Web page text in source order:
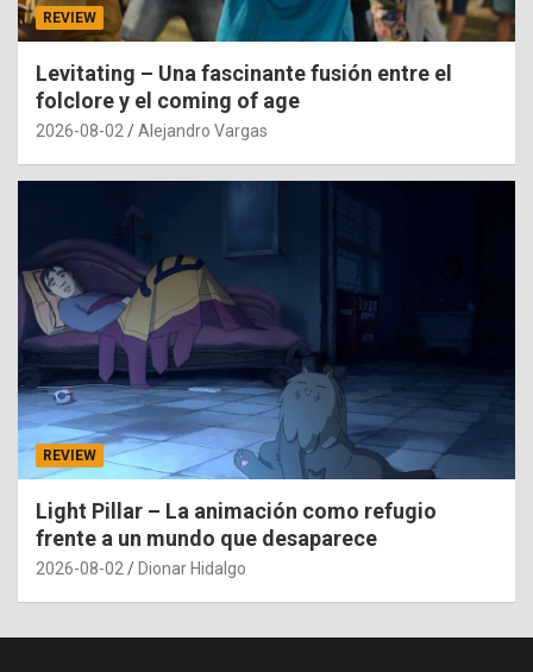
REVIEW
Levitating – Una fascinante fusión entre el
folclore y el coming of age
2026-08-02 Alejandro Vargas
REVIEW
Light Pillar – La animación como refugio
frente a un mundo que desaparece
2026-08-02 Dionar Hidalgo